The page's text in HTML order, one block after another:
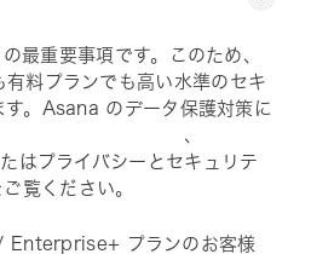
最重要事項です。このため、
料プランでも高い水準のセキ
す。Asana のデータ保護対策に
、
はプライバシーとセキュリテ
ご覧ください。
プランのお客様